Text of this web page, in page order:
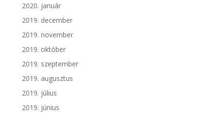
2020. január
2019. december
2019. november
2019. október
2019. szeptember
2019. augusztus
2019. július
2019. június